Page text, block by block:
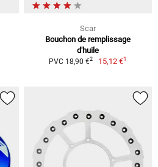
Scar
Bouchon de remplissage
d'huile
PVC 18,90 €2 15,12 €1